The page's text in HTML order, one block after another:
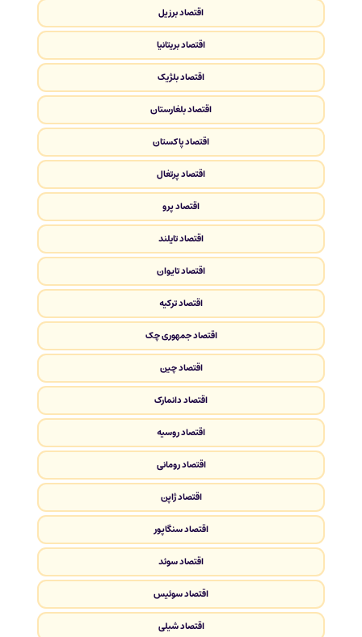
اقتصاد برزیل
اقتصاد بریتانیا
اقتصاد بلژیک
اقتصاد بلغارستان
اقتصاد پاکستان
اقتصاد پرتغال
اقتصاد پرو
اقتصاد تایلند
اقتصاد تایوان
اقتصاد ترکیه
اقتصاد جمهوری چک
اقتصاد چین
اقتصاد دانمارک
اقتصاد روسیه
اقتصاد رومانی
اقتصاد ژاپن
اقتصاد سنگاپور
اقتصاد سوئد
اقتصاد سوئیس
اقتصاد شیلی